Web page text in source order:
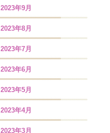
2023年9月
2023年8月
2023年7月
2023年6月
2023年5月
2023年4月
2023年3月